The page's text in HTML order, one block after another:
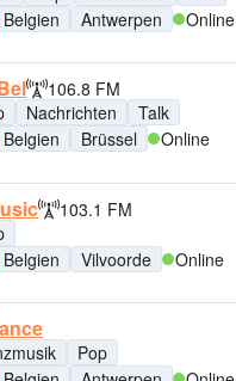
Belgien
Antwerpen Online
106.8 FM
Nachrichten
Talk
Belgien
Brüssel Online
103.1 FM
Belgien
Vilvoorde Online
Pop